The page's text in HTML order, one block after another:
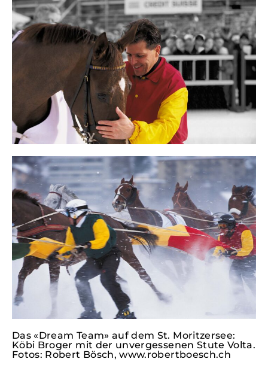
Das «Dream Team» auf dem St. Moritzersee:
Köbi Broger mit der unvergessenen Stute Volta.
Fotos: Robert Bösch, www.robertboesch.ch